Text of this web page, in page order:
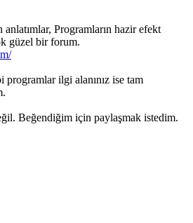
Programların hazir efekt
güzel bir forum.
ilgi alanınız ise tam
Beğendiğim için paylaşmak istedim.